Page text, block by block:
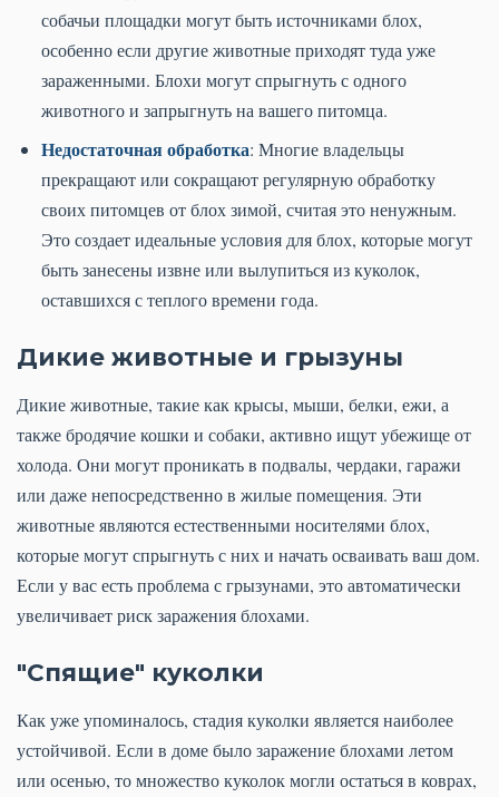
собачьи площадки могут быть источниками блох,
особенно если другие животные приходят туда уже
зараженными. Блохи могут спрыгнуть с одного
животного и запрыгнуть на вашего питомца.
Недостаточная обработка: Многие владельцы
прекращают или сокращают регулярную обработку
своих питомцев от блох зимой, считая это ненужным.
Это создает идеальные условия для блох, которые могут
быть занесены извне или вылупиться из куколок,
оставшихся с теплого времени года.
Дикие животные и грызуны
Дикие животные, такие как крысы, мыши, белки, ежи, а
также бродячие кошки и собаки, активно ищут убежище от
холода. Они могут проникать в подвалы, чердаки, гаражи
или даже непосредственно в жилые помещения. Эти
животные являются естественными носителями блох,
которые могут спрыгнуть с них и начать осваивать ваш дом.
Если у вас есть проблема с грызунами, это автоматически
увеличивает риск заражения блохами.
"Спящие" куколки
Как уже упоминалось, стадия куколки является наиболее
устойчивой. Если в доме было заражение блохами летом
или осенью, то множество куколок могли остаться в коврах,